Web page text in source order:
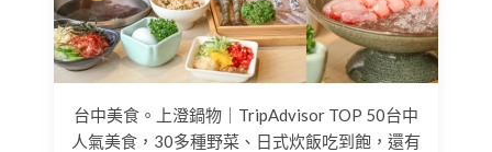
台中美食。上澄鍋物｜TripAdvisor TOP 50台中
人氣美食，30多種野菜、日式炊飯吃到飽，還有